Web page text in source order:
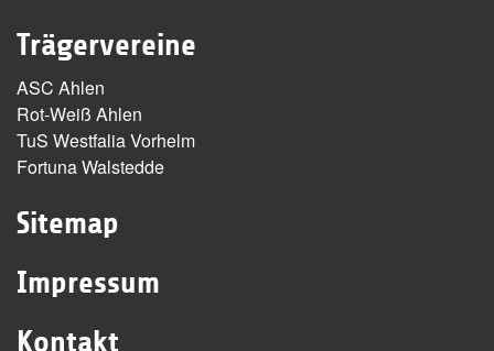
Trägervereine
ASC Ahlen
Rot-Weiß Ahlen
TuS Westfalia Vorhelm
Fortuna Walstedde
Sitemap
Impressum
Kontakt